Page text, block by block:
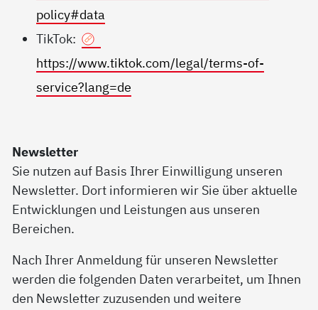
policy#data
TikTok:
https://www.tiktok.com/legal/terms-of-
service?lang=de
Newsletter
Sie nutzen auf Basis Ihrer Einwilligung unseren
Newsletter. Dort informieren wir Sie über aktuelle
Entwicklungen und Leistungen aus unseren
Bereichen.
Nach Ihrer Anmeldung für unseren Newsletter
werden die folgenden Daten verarbeitet, um Ihnen
den Newsletter zuzusenden und weitere